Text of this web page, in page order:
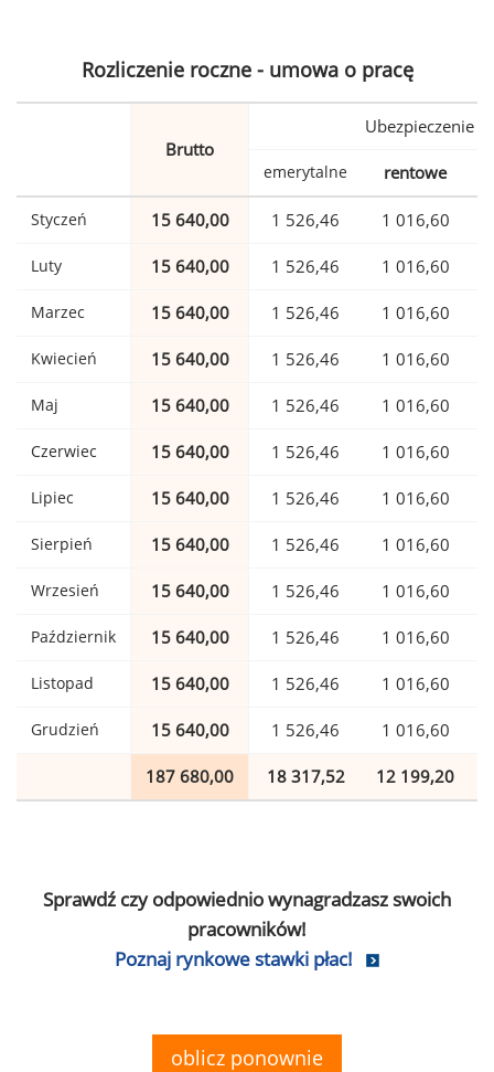
Rozliczenie roczne - umowa o pracę
Brutto
Ubezpieczenie
emerytalne rentowe
Styczeń 15 640,00 1 526,46 1 016,60
Luty 15 640,00 1 526,46 1 016,60
Marzec 15 640,00 1 526,46 1 016,60
Kwiecień 15 640,00 1 526,46 1 016,60
Maj 15 640,00 1 526,46 1 016,60
Czerwiec 15 640,00 1 526,46 1 016,60
Lipiec 15 640,00 1 526,46 1 016,60
Sierpień 15 640,00 1 526,46 1 016,60
Wrzesień 15 640,00 1 526,46 1 016,60
Październik 15 640,00 1 526,46 1 016,60
Listopad 15 640,00 1 526,46 1 016,60
Grudzień 15 640,00 1 526,46 1 016,60
187 680,00 18 317,52 12 199,20
Sprawdź czy odpowiednio wynagradzasz swoich
pracowników!
Poznaj rynkowe stawki płac!
oblicz ponownie